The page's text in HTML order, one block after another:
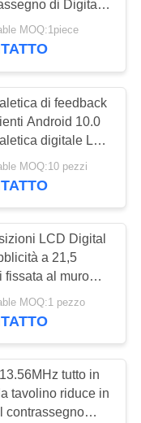
di Digital
di
con la macchina
MOQ:1piece
di feedback
Android 10.0
digitale L
Ristorante Tablet
menu tablet
MOQ:10 pezzi
LCD Digital
a 21,5
fissata al muro
contrassegno di
MOQ:1 pezzo
tutto in
tavolino riduce in
contrassegno